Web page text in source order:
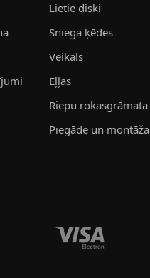
Lietie diski
Sniega ķēdes
Veikals
Eļļas
Riepu rokasgrāmata
Piegāde un montāža